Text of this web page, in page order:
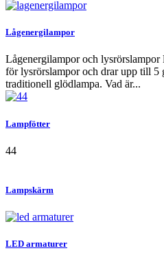
Lågenergilampor
Lågenergilampor och lysrörslampor
för lysrörslampor och drar upp till 5
traditionell glödlampa. Vad är...
Lampfötter
44
Lampskärm
LED armaturer